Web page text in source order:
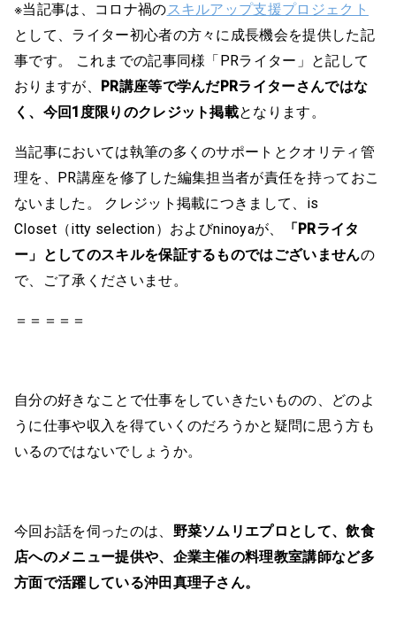
※当記事は、コロナ禍のスキルアップ支援プロジェクト
として、ライター初心者の方々に成長機会を提供した記
事です。 これまでの記事同様「PRライター」と記して
おりますが、
PR講座等で学んだPRライターさんではな
く、今回1度限りのクレジット掲載となります。
当記事においては執筆の多くのサポートとクオリティ管
理を、PR講座を修了した編集担当者が責任を持っておこ
ないました。 クレジット掲載につきまして、is
Closet（itty selection）およびninoyaが、
「PRライタ
ー」としてのスキルを保証するものではございませんの
で、ご了承くださいませ。
＝＝＝＝＝
自分の好きなことで仕事をしていきたいものの、どのよ
うに仕事や収入を得ていくのだろうかと疑問に思う方も
いるのではないでしょうか。
今回お話を伺ったのは、 野菜ソムリエプロとして、飲食
店へのメニュー提供や、企業主催の料理教室講師など多
方面で活躍している沖田真理子さん。